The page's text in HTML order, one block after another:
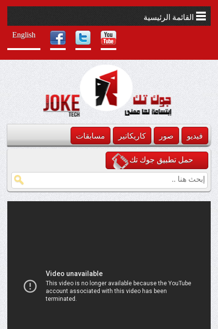
القائمة الرئيسية
English
فيديو صور كاريكاتير مسابقات
حمل تطبيق جوك تك